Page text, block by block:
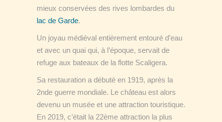
mieux conservées des rives lombardes du
lac de Garde.
Un joyau médiéval entièrement entouré d’eau
et avec un quai qui, à l’époque, servait de
refuge aux bateaux de la flotte Scaligera.
Sa restauration a débuté en 1919, après la
2nde guerre mondiale. Le château est alors
devenu un musée et une attraction touristique.
En 2019, c’était la 22ème attraction la plus